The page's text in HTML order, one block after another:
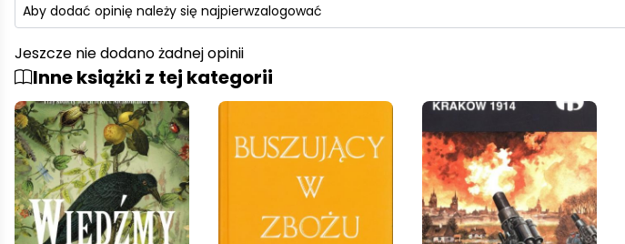
Aby dodać opinię należy się najpierwzalogować
Jeszcze nie dodano żadnej opinii
Inne książki z tej kategorii